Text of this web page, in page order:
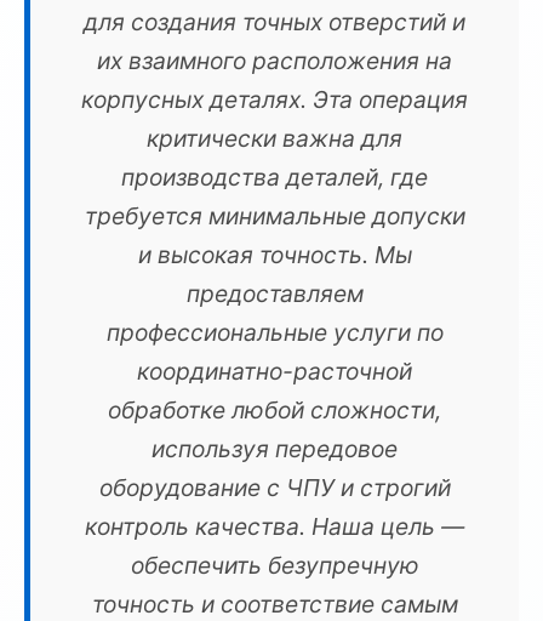
для создания точных отверстий и
их взаимного расположения на
корпусных деталях. Эта операция
критически важна для
производства деталей, где
требуется минимальные допуски
и высокая точность. Мы
предоставляем
профессиональные услуги по
координатно-расточной
обработке любой сложности,
используя передовое
оборудование с ЧПУ и строгий
контроль качества. Наша цель —
обеспечить безупречную
точность и соответствие самым